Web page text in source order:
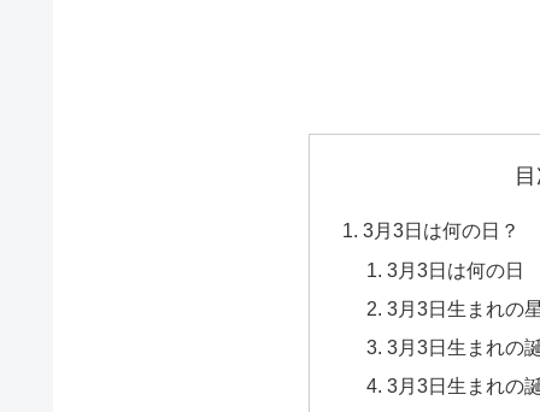
3月3日は何の日？
3月3日は何の日
3月3日生まれの
3月3日生まれの
3月3日生まれの